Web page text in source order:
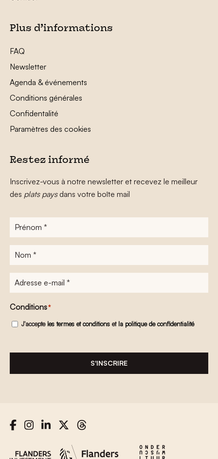
Plus d’informations
FAQ
Newsletter
Agenda & événements
Conditions générales
Confidentalité
Paramètres des cookies
Restez informé
Inscrivez-vous à notre newsletter et recevez le meilleur
des plats paysdans votre boîte mail
Prénom
Nom
Adresse
e-
mail*
Conditions*
J'accepte les termes et conditions et la politique de confidentialité
S'INSCRIRE